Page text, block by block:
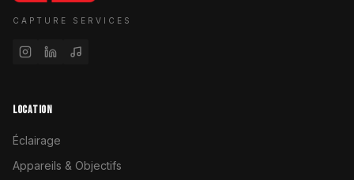
CAPTURE SERVICES
LOCATION
Éclairage
Appareils & Objectifs